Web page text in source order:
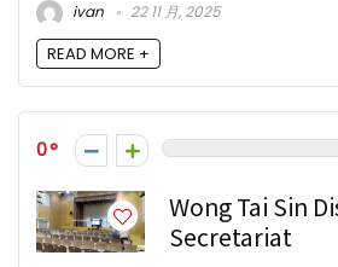
ivan
22 11 月, 2025
READ MORE +
0
Wong Tai Sin
Secretariat